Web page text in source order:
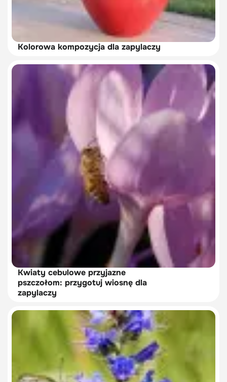
Kolorowa kompozycja dla zapylaczy
Kwiaty cebulowe przyjazne
pszczołom: przygotuj wiosnę dla
zapylaczy